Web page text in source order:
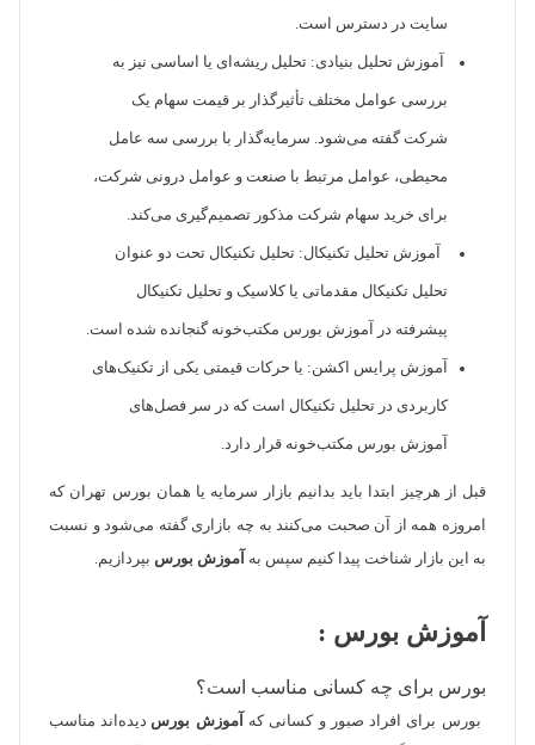
سایت در دسترس است.
آموزش تحلیل بنیادی: تحلیل ریشه‌ای یا اساسی نیز به
بررسی عوامل مختلف تأثیرگذار بر قیمت سهام یک
شرکت گفته می‌شود. سرمایه‌گذار با بررسی سه عامل
محیطی، عوامل مرتبط با صنعت و عوامل درونی شرکت،
برای خرید سهام شرکت مذکور تصمیم‌گیری می‌کند.
آموزش تحلیل تکنیکال: تحلیل تکنیکال تحت دو عنوان
تحلیل تکنیکال مقدماتی یا کلاسیک و تحلیل تکنیکال
پیشرفته در آموزش بورس مکتب‌خونه گنجانده شده است.
آموزش پرایس اکشن: یا حرکات قیمتی یکی از تکنیک‌های
کاربردی در تحلیل تکنیکال است که در سر فصل‌های
آموزش بورس مکتب‌خونه قرار دارد.
قبل از هرچیز ابتدا باید بدانیم بازار سرمایه یا همان بورس تهران که
امروزه همه از آن صحبت می‌کنند به چه بازاری گفته می‌شود و نسبت
به این بازار شناخت پیدا کنیم سپس به آموزش بورس بپردازیم.
آموزش بورس :
بورس برای چه کسانی مناسب است؟
بورس برای افراد صبور و کسانی که آموزش بورس دیده‌اند مناسب